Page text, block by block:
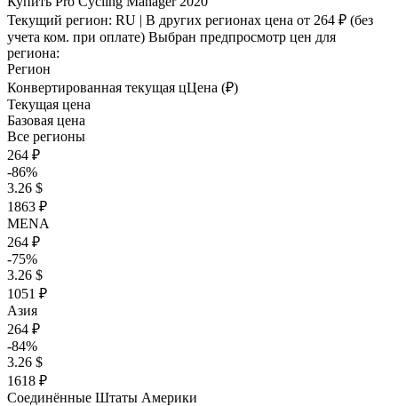
Текущий регион: RU | В других регионах цена от 264 ₽ (без
учета ком. при оплате) Выбран предпросмотр цен для
региона:
Регион
Конвертированная текущая цЦена (₽)
Текущая цена
Базовая цена
Все регионы
264 ₽
-86%
3.26 $
1863 ₽
MENA
264 ₽
-75%
3.26 $
1051 ₽
Азия
264 ₽
-84%
3.26 $
1618 ₽
Соединённые Штаты Америки